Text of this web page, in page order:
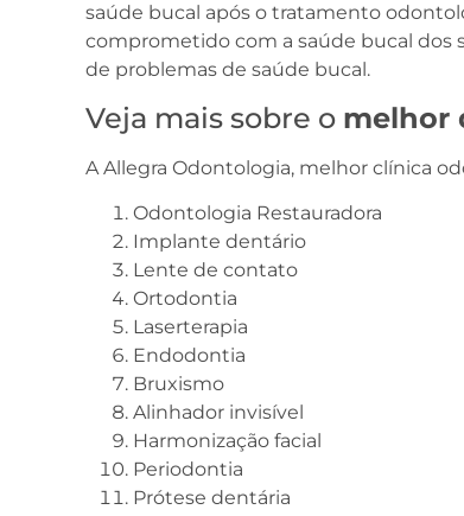
saúde bucal após o tratamento
comprometido com a saúde bucal dos
de problemas de saúde bucal.
Veja mais sobre o melhor
A Allegra Odontologia, melhor clínica
Odontologia Restauradora
Implante dentário
Lente de contato
Ortodontia
Laserterapia
Endodontia
Bruxismo
Alinhador invisível
Harmonização facial
Periodontia
Prótese dentária